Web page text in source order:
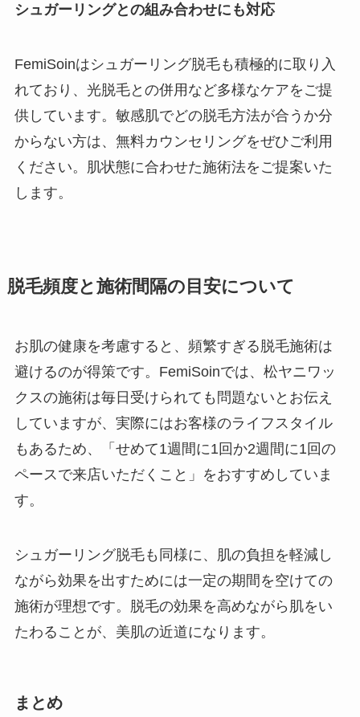
シュガーリングとの組み合わせにも対応
FemiSoinはシュガーリング脱毛も積極的に取り入
れており、光脱毛との併用など多様なケアをご提
供しています。敏感肌でどの脱毛方法が合うか分
からない方は、無料カウンセリングをぜひご利用
ください。肌状態に合わせた施術法をご提案いた
します。
脱毛頻度と施術間隔の目安について
お肌の健康を考慮すると、頻繁すぎる脱毛施術は
避けるのが得策です。FemiSoinでは、松ヤニワッ
クスの施術は毎日受けられても問題ないとお伝え
していますが、実際にはお客様のライフスタイル
もあるため、「せめて1週間に1回か2週間に1回の
ペースで来店いただくこと」をおすすめしていま
す。
シュガーリング脱毛も同様に、肌の負担を軽減し
ながら効果を出すためには一定の期間を空けての
施術が理想です。脱毛の効果を高めながら肌をい
たわることが、美肌の近道になります。
まとめ